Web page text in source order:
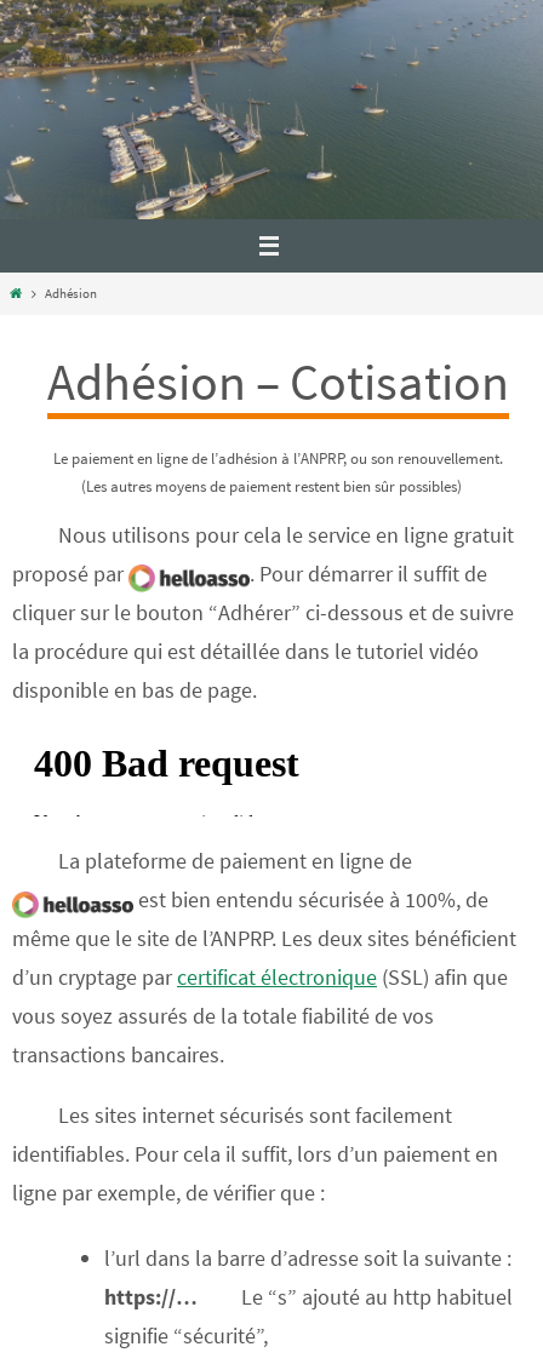
Adhésion
Adhésion – Cotisation
Le paiement en ligne de l’adhésion à l’ANPRP, ou son renouvellement.
(Les autres moyens de paiement restent bien sûr possibles)
Nous utilisons pour cela le service en ligne gratuit
proposé par
. Pour démarrer il suffit de
cliquer sur le bouton “Adhérer” ci-dessous et de suivre
la procédure qui est détaillée dans le tutoriel vidéo
disponible en bas de page.
La plateforme de paiement en ligne de
est bien entendu sécurisée à 100%, de
même que le site de l’ANPRP. Les deux sites bénéficient
d’un cryptage parcertificat électronique (SSL) afin que
vous soyez assurés de la totale fiabilité de vos
transactions bancaires.
Les sites internet sécurisés sont facilement
identifiables. Pour cela il suffit, lors d’un paiement en
ligne par exemple, de vérifier que :
l’url dans la barre d’adresse soit la suivante :
https://… Le “s” ajouté au http habituel
signifie “sécurité”,